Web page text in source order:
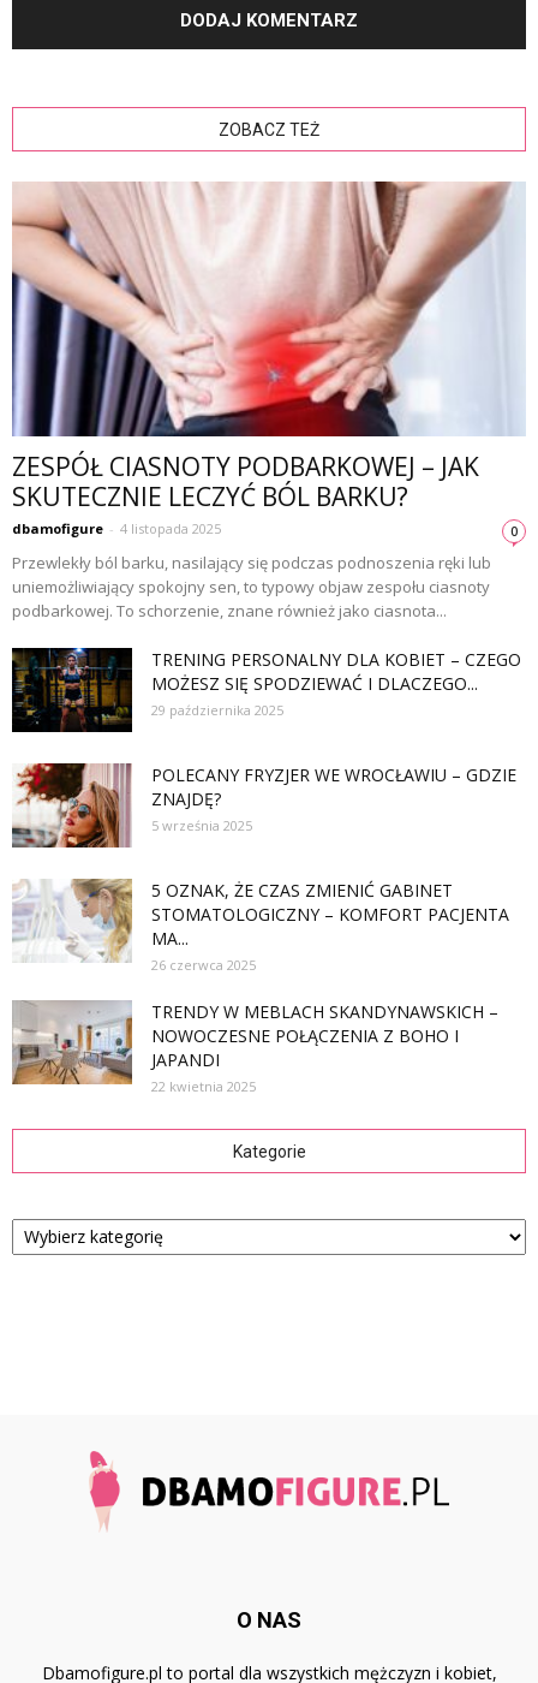
ZOBACZ TEŻ
ZESPÓŁ CIASNOTY PODBARKOWEJ – JAK
SKUTECZNIE LECZYĆ BÓL BARKU?
dbamofigure - 4 listopada 2025 0
Przewlekły ból barku, nasilający się podczas podnoszenia ręki lub
uniemożliwiający spokojny sen, to typowy objaw zespołu ciasnoty
podbarkowej. To schorzenie, znane również jako ciasnota...
TRENING PERSONALNY DLA KOBIET – CZEGO
MOŻESZ SIĘ SPODZIEWAĆ I DLACZEGO...
29 października 2025
POLECANY FRYZJER WE WROCŁAWIU – GDZIE
ZNAJDĘ?
5 września 2025
5 OZNAK, ŻE CZAS ZMIENIĆ GABINET
STOMATOLOGICZNY – KOMFORT PACJENTA
MA...
26 czerwca 2025
TRENDY W MEBLACH SKANDYNAWSKICH –
NOWOCZESNE POŁĄCZENIA Z BOHO I
JAPANDI
22 kwietnia 2025
Kategorie
Kategorie
O NAS
Dbamofigure.pl to portal dla wszystkich mężczyzn i kobiet,